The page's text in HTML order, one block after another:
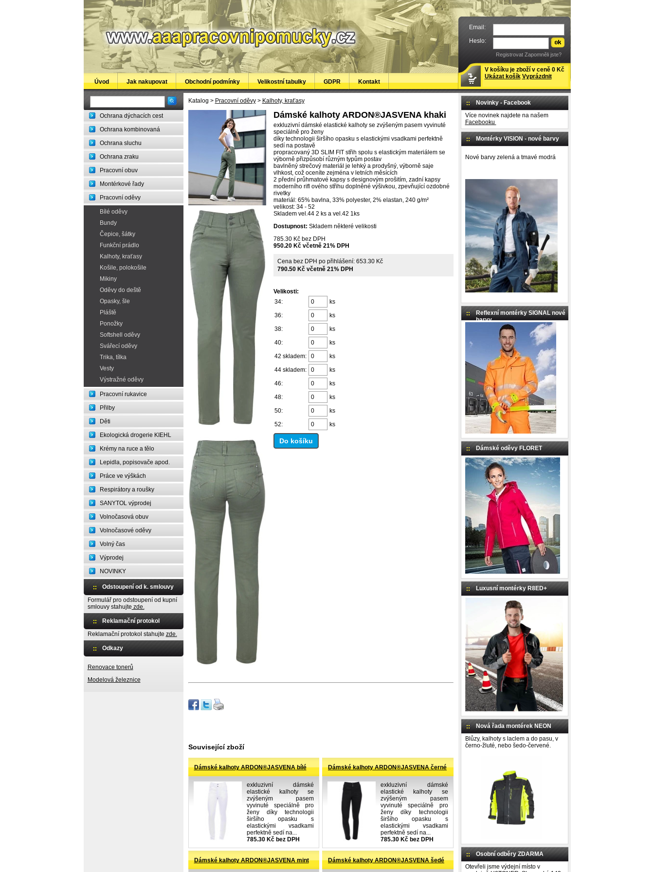
Úvod Jak nakupovat Obchodní podmínky Velikostní tabulky GDPR Kontakt
Email:
Heslo:
Registrovat Zapomněli jste?
V košíku je zboží v ceně 0 Kč
Ukázat košík Vyprázdnit
Ochrana dýchacích cest
Ochrana kombinovaná
Ochrana sluchu
Ochrana zraku
Pracovní obuv
Montérkové řady
Pracovní oděvy
Bílé oděvy
Bundy
Čepice, šátky
Funkční prádlo
Kalhoty, kraťasy
Košile, polokošile
Mikiny
Oděvy do deště
Opasky, šle
Pláště
Ponožky
Softshell oděvy
Svářecí oděvy
Trika, tílka
Vesty
Výstražné oděvy
Pracovní rukavice
Přilby
Děti
Ekologická drogerie KIEHL
Krémy na ruce a tělo
Lepidla, popisovače apod.
Práce ve výškách
Respirátory a roušky
SANYTOL výprodej
Volnočasová obuv
Volnočasové oděvy
Volný čas
Výprodej
NOVINKY
Odstoupení od k. smlouvy
Formulář pro odstoupení od kupní
smlouvy stahujte zde.
Reklamační protokol
Reklamační protokol stahujte zde.
Odkazy
Renovace tonerů
Modelová železnice
Katalog > Pracovní oděvy> Kalhoty, kraťasy
Dámské kalhoty ARDON®JASVENA khaki
exkluzivní dámské elastické kalhoty se zvýšeným pasem vyvinuté
speciálně pro ženy
díky technologii širšího opasku s elastickými vsadkami perfektně
sedí na postavě
propracovaný 3D SLIM FIT střih spolu s elastickým materiálem se
výborně přizpůsobí různým typům postav
bavlněný strečový materiál je lehký a prodyšný, výborně saje
vlhkost, což oceníte zejména v letních měsících
2 přední průhmatové kapsy s designovým prošitím, zadní kapsy
moderního rifl ového střihu doplněné výšivkou, zpevňující ozdobné
rivetky
materiál: 65% bavlna, 33% polyester, 2% elastan, 240 g/m²
velikost: 34 - 52
Skladem vel.44 2 ks a vel.42 1ks
Dostupnost: Skladem některé velikosti
785.30 Kč bez DPH
950.20 Kč včetně 21% DPH
Cena bez DPH po přihlášení: 653.30 Kč
790.50 Kč včetně 21% DPH
Velikosti:
34:
ks
36:
ks
38:
ks
40:
ks
42 skladem:
ks
44 skladem:
ks
46:
ks
48:
ks
50:
ks
52:
ks
Do košíku
Související zboží
Dámské kalhoty ARDON®JASVENA bílé
exkluzivní dámské
elastické kalhoty se
zvýšeným pasem
vyvinuté speciálně pro
ženy díky technologii
širšího opasku s
elastickými vsadkami
perfektně sedí na...
785.30 Kč bez DPH
Dámské kalhoty ARDON®JASVENA černé
exkluzivní dámské
elastické kalhoty se
zvýšeným pasem
vyvinuté speciálně pro
ženy díky technologii
širšího opasku s
elastickými vsadkami
perfektně sedí na...
785.30 Kč bez DPH
Dámské kalhoty ARDON®JASVENA mint Dámské kalhoty ARDON®JASVENA šedé
Novinky - Facebook
Více novinek najdete na našem
Facebooku
Montérky VISION - nové barvy
Nové barvy zelená a tmavé modrá
Reflexní montérky SIGNAL nové
barvy
Dámské oděvy FLORET
Luxusní montérky R8ED+
Nová řada montérek NEON
Blůzy, kalhoty s laclem a do pasu, v
černo-žluté, nebo šedo-červené.
Osobní odběry ZDARMA
Otevřeli jsme výdejní místo v